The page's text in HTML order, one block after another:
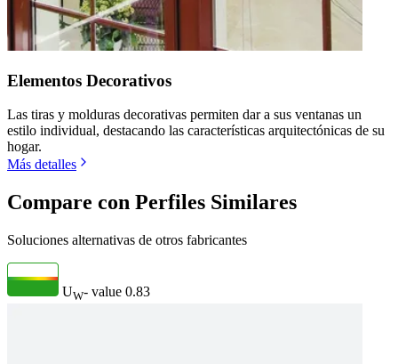
Elementos Decorativos
Las tiras y molduras decorativas permiten dar a sus ventanas un
estilo individual, destacando las características arquitectónicas de su
hogar.
Más detalles
Compare con Perfiles Similares
Soluciones alternativas de otros fabricantes
UW- value 0.83